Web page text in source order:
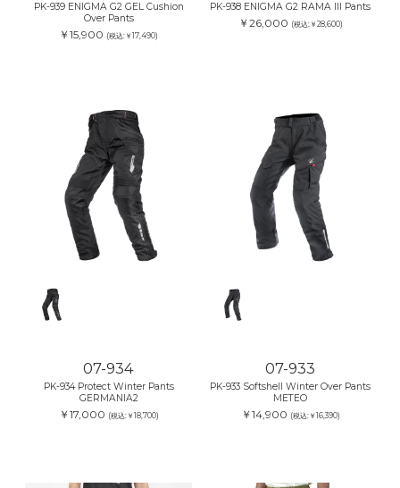
PK-939 ENIGMA G2 GEL Cushion
Over Pants
￥15,900 (税込:￥17,490)
PK-938 ENIGMA G2 RAMA III Pants
￥26,000 (税込:￥28,600)
07-934
PK-934 Protect Winter Pants
GERMANIA2
￥17,000 (税込:￥18,700)
07-933
PK-933 Softshell Winter Over Pants
METEO
￥14,900 (税込:￥16,390)